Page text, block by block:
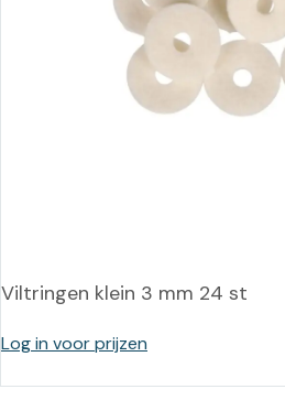
Viltringen klein 3 mm 24 st
Log in voor prijzen